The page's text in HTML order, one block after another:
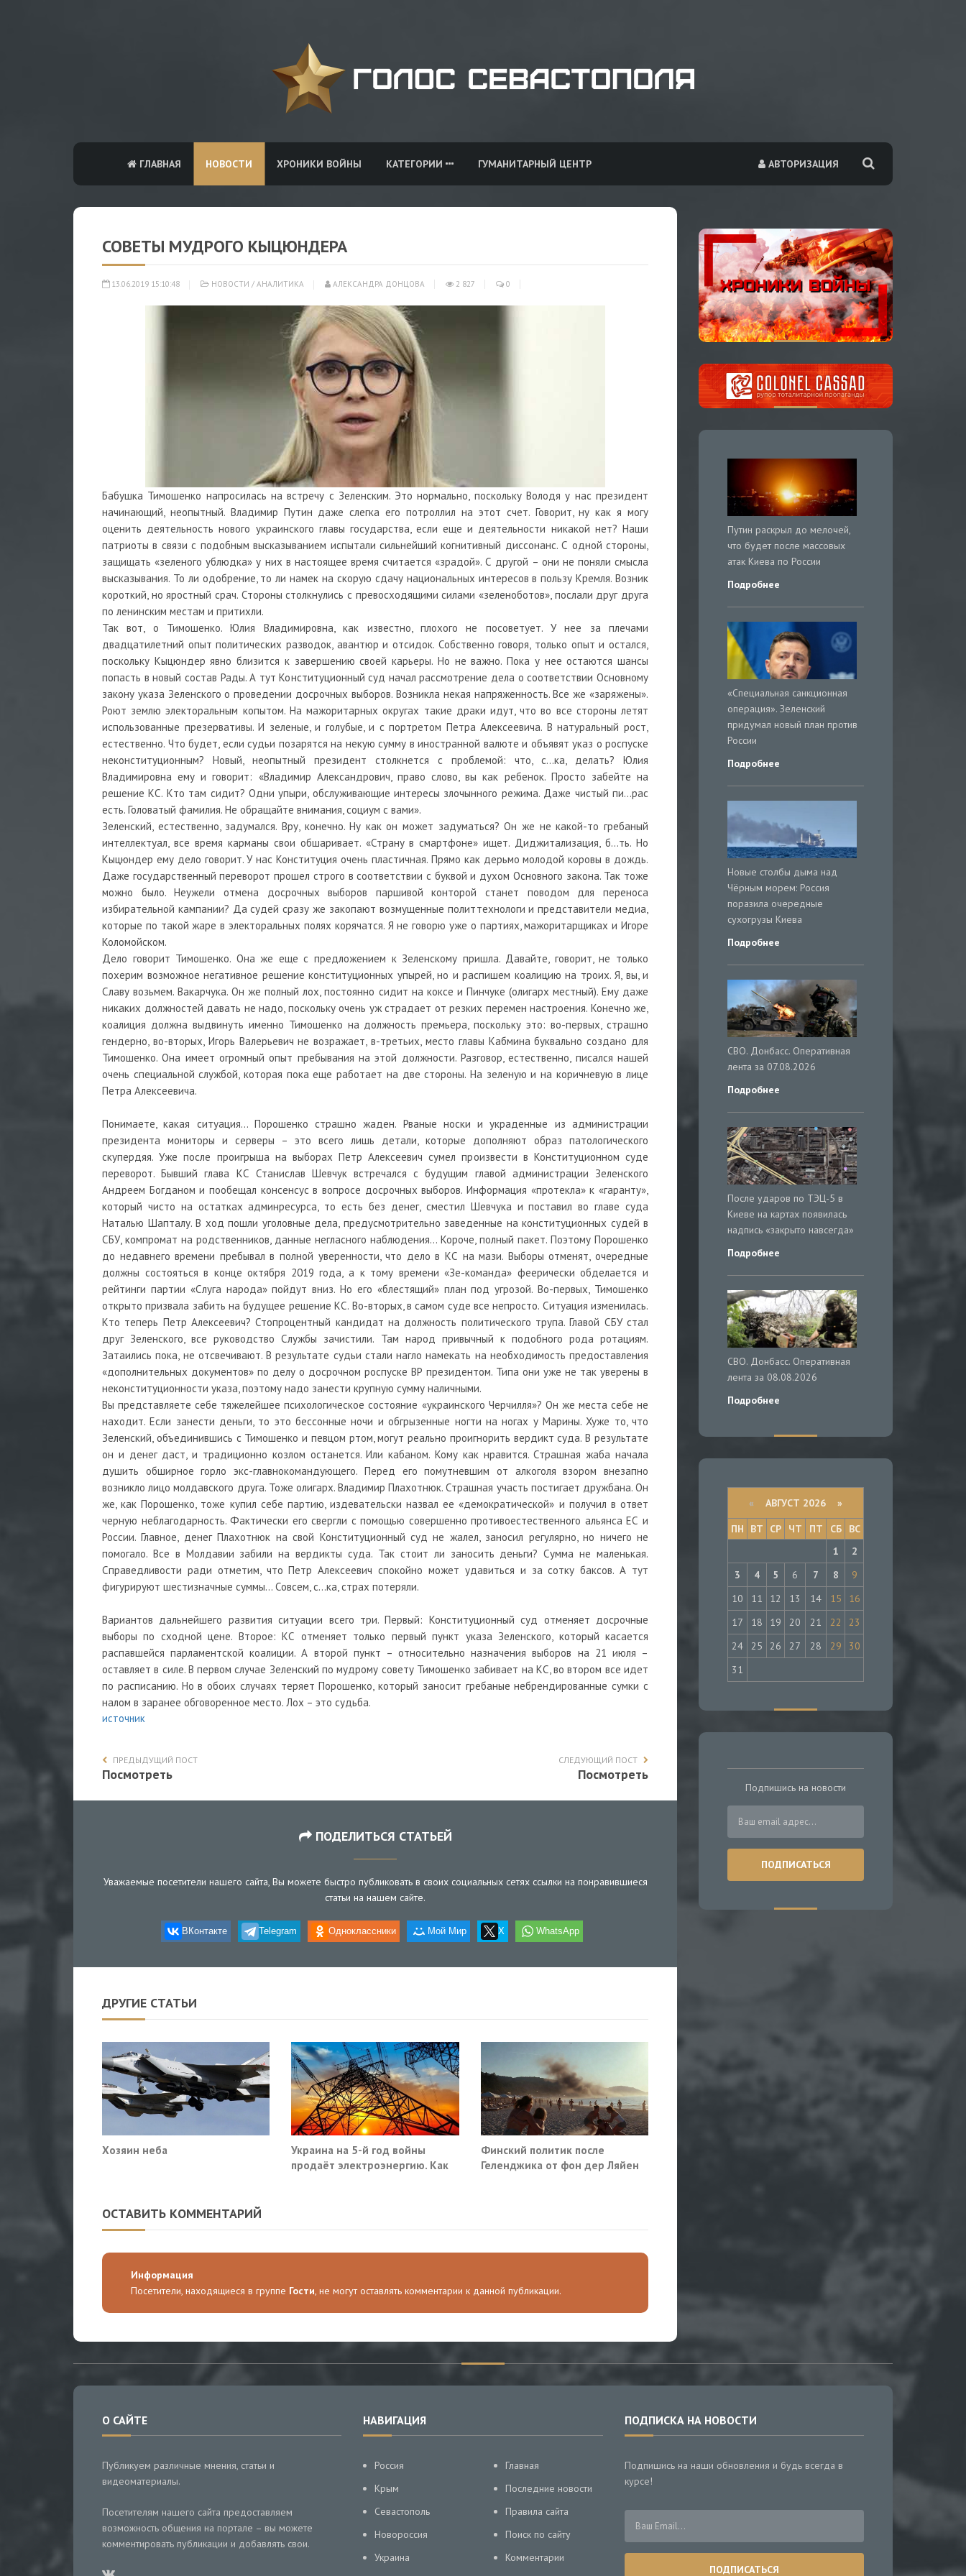
АВТОРИЗАЦИЯ
ГЛАВНАЯ НОВОСТИ ХРОНИКИ ВОЙНЫ КАТЕГОРИИ ГУМАНИТАРНЫЙ ЦЕНТР
СОВЕТЫ МУДРОГО КЫЦЮНДЕРА
13.06.2019 15:10:48 НОВОСТИ / АНАЛИТИКА АЛЕКСАНДРА ДОНЦОВА 2 827 0
Бабушка Тимошенко напросилась на встречу с Зеленским. Это нормально, поскольку Володя у нас президент
начинающий, неопытный. Владимир Путин даже слегка его потроллил на этот счет. Говорит, ну как я могу
оценить деятельность нового украинского главы государства, если еще и деятельности никакой нет? Наши
патриоты в связи с подобным высказыванием испытали сильнейший когнитивный диссонанс. С одной стороны,
защищать «зеленого ублюдка» у них в настоящее время считается «зрадой». С другой – они не поняли смысла
высказывания. То ли одобрение, то ли намек на скорую сдачу национальных интересов в пользу Кремля. Возник
короткий, но яростный срач. Стороны столкнулись с превосходящими силами «зеленоботов», послали друг друга
по ленинским местам и притихли.
Так вот, о Тимошенко. Юлия Владимировна, как известно, плохого не посоветует. У нее за плечами
двадцатилетний опыт политических разводок, авантюр и отсидок. Собственно говоря, только опыт и остался,
поскольку Кыцюндер явно близится к завершению своей карьеры. Но не важно. Пока у нее остаются шансы
попасть в новый состав Рады. А тут Конституционный суд начал рассмотрение дела о соответствии Основному
закону указа Зеленского о проведении досрочных выборов. Возникла некая напряженность. Все же «заряжены».
Роют землю электоральным копытом. На мажоритарных округах такие драки идут, что во все стороны летят
использованные презервативы. И зеленые, и голубые, и с портретом Петра Алексеевича. В натуральный рост,
естественно. Что будет, если судьи позарятся на некую сумму в иностранной валюте и объявят указ о роспуске
неконституционным? Новый, неопытный президент столкнется с проблемой: что, с…ка, делать? Юлия
Владимировна ему и говорит: «Владимир Александрович, право слово, вы как ребенок. Просто забейте на
решение КС. Кто там сидит? Одни упыри, обслуживающие интересы злочынного режима. Даже чистый пи...рас
есть. Головатый фамилия. Не обращайте внимания, социум с вами».
Зеленский, естественно, задумался. Вру, конечно. Ну как он может задуматься? Он же не какой-то гребаный
интеллектуал, все время карманы свои обшаривает. «Страну в смартфоне» ищет. Диджитализация, б…ть. Но
Кыцюндер ему дело говорит. У нас Конституция очень пластичная. Прямо как дерьмо молодой коровы в дождь.
Даже государственный переворот прошел строго в соответствии с буквой и духом Основного закона. Так тоже
можно было. Неужели отмена досрочных выборов паршивой конторой станет поводом для переноса
избирательной кампании? Да судей сразу же закопают возмущенные политтехнологи и представители медиа,
которые по такой жаре в электоральных полях корячатся. Я не говорю уже о партиях, мажоритарщиках и Игоре
Коломойском.
Дело говорит Тимошенко. Она же еще с предложением к Зеленскому пришла. Давайте, говорит, не только
похерим возможное негативное решение конституционных упырей, но и распишем коалицию на троих. Я, вы, и
Славу возьмем. Вакарчука. Он же полный лох, постоянно сидит на коксе и Пинчуке (олигарх местный). Ему даже
никаких должностей давать не надо, поскольку очень уж страдает от резких перемен настроения. Конечно же,
коалиция должна выдвинуть именно Тимошенко на должность премьера, поскольку это: во-первых, страшно
гендерно, во-вторых, Игорь Валерьевич не возражает, в-третьих, место главы Кабмина буквально создано для
Тимошенко. Она имеет огромный опыт пребывания на этой должности. Разговор, естественно, писался нашей
очень специальной службой, которая пока еще работает на две стороны. На зеленую и на коричневую в лице
Петра Алексеевича.
Понимаете, какая ситуация… Порошенко страшно жаден. Рваные носки и украденные из администрации
президента мониторы и серверы – это всего лишь детали, которые дополняют образ патологического
скупердяя. Уже после проигрыша на выборах Петр Алексеевич сумел произвести в Конституционном суде
переворот. Бывший глава КС Станислав Шевчук встречался с будущим главой администрации Зеленского
Андреем Богданом и пообещал консенсус в вопросе досрочных выборов. Информация «протекла» к «гаранту»,
который чисто на остатках админресурса, то есть без денег, сместил Шевчука и поставил во главе суда
Наталью Шапталу. В ход пошли уголовные дела, предусмотрительно заведенные на конституционных судей в
СБУ, компромат на родственников, данные негласного наблюдения… Короче, полный пакет. Поэтому Порошенко
до недавнего времени пребывал в полной уверенности, что дело в КС на мази. Выборы отменят, очередные
должны состояться в конце октября 2019 года, а к тому времени «Зе-команда» феерически обделается и
рейтинги партии «Слуга народа» пойдут вниз. Но его «блестящий» план под угрозой. Во-первых, Тимошенко
открыто призвала забить на будущее решение КС. Во-вторых, в самом суде все непросто. Ситуация изменилась.
Кто теперь Петр Алексеевич? Стопроцентный кандидат на должность политического трупа. Главой СБУ стал
друг Зеленского, все руководство Службы зачистили. Там народ привычный к подобного рода ротациям.
Затаились пока, не отсвечивают. В результате судьи стали нагло намекать на необходимость предоставления
«дополнительных документов» по делу о досрочном роспуске ВР президентом. Типа они уже не так уверены в
неконституционности указа, поэтому надо занести крупную сумму наличными.
Вы представляете себе тяжелейшее психологическое состояние «украинского Черчилля»? Он же места себе не
находит. Если занести деньги, то это бессонные ночи и обгрызенные ногти на ногах у Марины. Хуже то, что
Зеленский, объединившись с Тимошенко и певцом ртом, могут реально проигнорить вердикт суда. В результате
он и денег даст, и традиционно козлом останется. Или кабаном. Кому как нравится. Страшная жаба начала
душить обширное горло экс-главнокомандующего. Перед его помутневшим от алкоголя взором внезапно
возникло лицо молдавского друга. Тоже олигарх. Владимир Плахотнюк. Страшная участь постигает дружбана. Он
же, как Порошенко, тоже купил себе партию, издевательски назвал ее «демократической» и получил в ответ
черную неблагодарность. Фактически его свергли с помощью совершенно противоестественного альянса ЕС и
России. Главное, денег Плахотнюк на свой Конституционный суд не жалел, заносил регулярно, но ничего не
помогало. Все в Молдавии забили на вердикты суда. Так стоит ли заносить деньги? Сумма не маленькая.
Справедливости ради отметим, что Петр Алексеевич спокойно может удавиться и за сотку баксов. А тут
фигурируют шестизначные суммы… Совсем, с...ка, страх потеряли.
Вариантов дальнейшего развития ситуации всего три. Первый: Конституционный суд отменяет досрочные
выборы по сходной цене. Второе: КС отменяет только первый пункт указа Зеленского, который касается
распавшейся парламентской коалиции. А второй пункт – относительно назначения выборов на 21 июля –
оставляет в силе. В первом случае Зеленский по мудрому совету Тимошенко забивает на КС, во втором все идет
по расписанию. Но в обоих случаях теряет Порошенко, который заносит гребаные небрендированные сумки с
налом в заранее обговоренное место. Лох – это судьба.
источник
ПРЕДЫДУЩИЙ ПОСТ
Посмотреть
СЛЕДУЮЩИЙ ПОСТ
Посмотреть
ПОДЕЛИТЬСЯ СТАТЬЕЙ
Уважаемые посетители нашего сайта, Вы можете быстро публиковать в своих социальных сетях ссылки на понравившиеся
статьи на нашем сайте.
ВКонтакте Telegram Одноклассники Мой Мир X WhatsApp
ДРУГИЕ СТАТЬИ
Хозяин неба
Украина на 5-й год войны
продаёт электроэнергию. Как
Финский политик после
Геленджика от фон дер Ляйен
ОСТАВИТЬ КОММЕНТАРИЙ
Информация
Посетители, находящиеся в группе Гости, не могут оставлять комментарии к данной публикации.
Путин раскрыл до мелочей,
что будет после массовых
атак Киева по России
Подробнее
«Специальная санкционная
операция». Зеленский
придумал новый план против
России
Подробнее
Новые столбы дыма над
Чёрным морем: Россия
поразила очередные
сухогрузы Киева
Подробнее
СВО. Донбасс. Оперативная
лента за 07.08.2026
Подробнее
После ударов по ТЭЦ-5 в
Киеве на картах появилась
надпись «закрыто навсегда»
Подробнее
СВО. Донбасс. Оперативная
лента за 08.08.2026
Подробнее
« АВГУСТ 2026 »
ПН
ВТ СР ЧТ ПТ СБ
ВС
1
2
3
4 5 6 7 8
9
10
11 12 13 14 15
16
17
18 19 20 21 22
23
24
25 26 27 28 29
30
31
Подпишись на новости
О САЙТЕ
Публикуем различные мнения, статьи и
видеоматериалы.
Посетителям нашего сайта предоставляем
возможность общения на портале – вы можете
комментировать публикации и добавлять свои.
НАВИГАЦИЯ
Россия
Крым
Севастополь
Новороссия
Украина
Главная
Последние новости
Правила сайта
Поиск по сайту
Комментарии
ПОДПИСКА НА НОВОСТИ
Подпишись на наши обновления и будь всегда в
курсе!